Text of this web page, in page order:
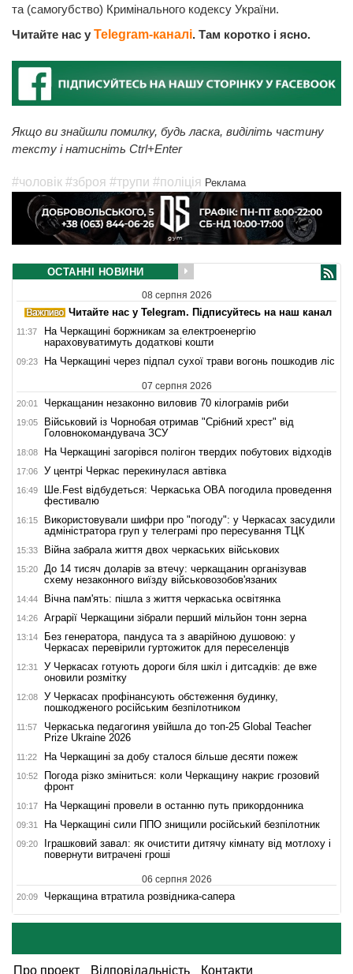
та (самогубство) Кримінального кодексу України.
Читайте нас у Telegram-каналі. Там коротко і ясно.
Якщо ви знайшли помилку, будь ласка, виділіть частину
тексту і натисніть Ctrl+Enter
#чоловік #зброя #трупи #поліція Реклама
ОСТАННІ НОВИНИ
08 серпня 2026
Читайте нас у Telegram. Підписуйтесь на наш канал
11:37
На Черкащині боржникам за електроенергію
нараховуватимуть додаткові кошти
09:23 На Черкащині через підпал сухої трави вогонь пошкодив ліс
07 серпня 2026
20:01 Черкащанин незаконно виловив 70 кілограмів риби
19:05
Військовий із Чорнобая отримав "Срібний хрест" від
Головнокомандувача ЗСУ
18:08 На Черкащині загорівся полігон твердих побутових відходів
17:06 У центрі Черкас перекинулася автівка
16:49
Ше.Fest відбудеться: Черкаська ОВА погодила проведення
фестивалю
16:15
Використовували шифри про "погоду": у Черкасах засудили
адміністратора груп у телеграмі про пересування ТЦК
15:33 Війна забрала життя двох черкаських військових
15:20
До 14 тисяч доларів за втечу: черкащанин організував
схему незаконного виїзду військовозобов'язаних
14:44 Вічна пам'ять: пішла з життя черкаська освітянка
14:26 Аграрії Черкащини зібрали перший мільйон тонн зерна
13:14
Без генератора, пандуса та з аварійною душовою: у
Черкасах перевірили гуртожиток для переселенців
12:31
У Черкасах готують дороги біля шкіл і дитсадків: де вже
оновили розмітку
12:08
У Черкасах профінансують обстеження будинку,
пошкодженого російським безпілотником
11:57
Черкаська педагогиня увійшла до топ-25 Global Teacher
Prize Ukraine 2026
11:22 На Черкащині за добу сталося більше десяти пожеж
10:52
Погода різко зміниться: коли Черкащину накриє грозовий
фронт
10:17 На Черкащині провели в останню путь прикордонника
09:31 На Черкащині сили ППО знищили російський безпілотник
09:20
Іграшковий завал: як очистити дитячу кімнату від мотлоху і
повернути витрачені гроші
06 серпня 2026
20:09 Черкащина втратила розвідника-сапера
Про проект Відповідальність Контакти